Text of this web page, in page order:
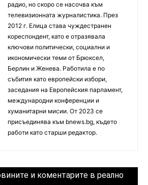
радио, но скоро се насочва към
телевизионната журналистика. През
2012 г. Елица става чуждестранен
кореспондент, като е отразявала
ключови политически, социални и
икономически теми от Брюксел,
Берлин и Женева. Работила е по
събития като европейски избори,
заседания на Европейския парламент,
международни конференции и
хуманитарни мисии. От 2023 се
присъединява към bnews.bg, където
работи като старши редактор.
и коментарите в реално